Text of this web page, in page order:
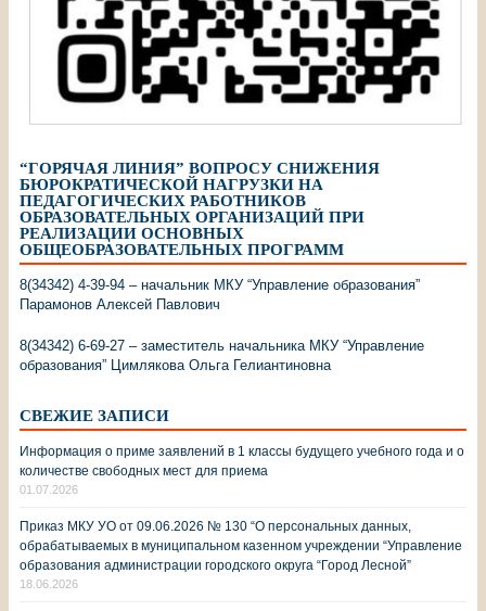
“ГОРЯЧАЯ ЛИНИЯ” ВОПРОСУ СНИЖЕНИЯ
БЮРОКРАТИЧЕСКОЙ НАГРУЗКИ НА
ПЕДАГОГИЧЕСКИХ РАБОТНИКОВ
ОБРАЗОВАТЕЛЬНЫХ ОРГАНИЗАЦИЙ ПРИ
РЕАЛИЗАЦИИ ОСНОВНЫХ
ОБЩЕОБРАЗОВАТЕЛЬНЫХ ПРОГРАММ
8(34342) 4-39-94 – начальник МКУ “Управление образования”
Парамонов Алексей Павлович
8(34342) 6-69-27 – заместитель начальника МКУ “Управление
образования” Цимлякова Ольга Гелиантиновна
СВЕЖИЕ ЗАПИСИ
Информация о приме заявлений в 1 классы будущего учебного года и о
количестве свободных мест для приема
01.07.2026
Приказ МКУ УО от 09.06.2026 № 130 “О персональных данных,
обрабатываемых в муниципальном казенном учреждении “Управление
образования администрации городского округа “Город Лесной”
18.06.2026